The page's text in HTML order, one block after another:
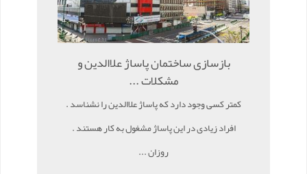
بازسازی ساختمان پاساژ علاالدین و
مشکلات ...
کمتر کسی وجود دارد که پاساژ علاالدین را نشناسد .
افراد زیادی در این پاساژ مشغول به کار هستند .
روزان ...